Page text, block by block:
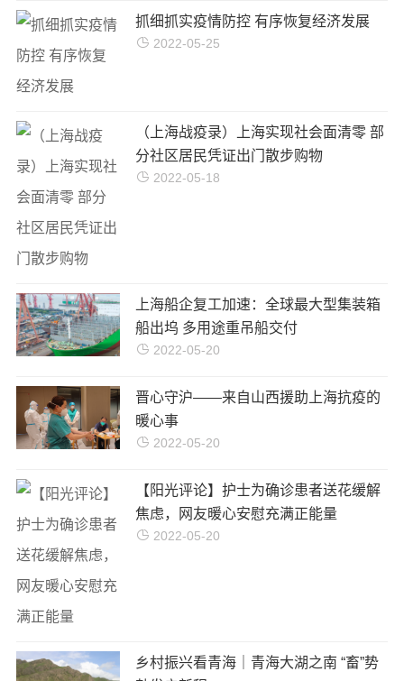
抓细抓实疫情防控 有序恢复经济发展
2022-05-25
（上海战疫录）上海实现社会面清零 部
分社区居民凭证出门散步购物
2022-05-18
上海船企复工加速：全球最大型集装箱
船出坞 多用途重吊船交付
2022-05-20
晋心守沪——来自山西援助上海抗疫的
暖心事
2022-05-20
【阳光评论】护士为确诊患者送花缓解
焦虑，网友暖心安慰充满正能量
2022-05-20
乡村振兴看青海｜青海大湖之南 “畜”势